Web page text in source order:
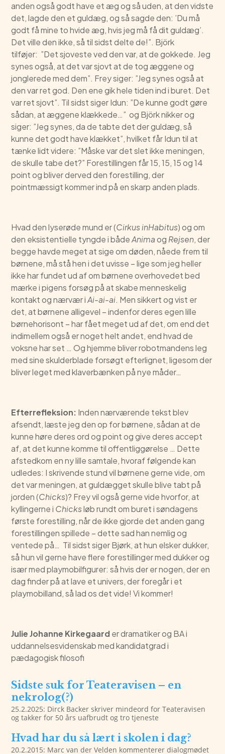
anden også godt have et æg og så uden, at den vidste
det, lagde den et guldæg, og så sagde den: ’Du må
godt få mine to hvide æg, hvis jeg må få dit guldæg’.
Det ville den ikke, så til sidst delte de!”. Björk
tilføjer: ”Det sjoveste ved den var, at de gokkede. Jeg
synes også, at det var sjovt at de tog æggene og
jonglerede med dem”. Frey siger: ”Jeg synes også at
den var ret god. Den ene gik hele tiden ind i buret. Det
var ret sjovt”. Til sidst siger Idun: ”De kunne godt gøre
sådan, at æggene klækkede…” og Björk nikker og
siger: ”Jeg synes, da de tabte det der guldæg, så
kunne det godt have klækket”, hvilket får Idun til at
tænke lidt videre: ”Måske var det slet ikke meningen,
de skulle tabe det?” Forestillingen får 15, 15, 15 og 14
point og bliver derved den forestilling, der
pointmæssigt kommer ind på en skarp anden plads.
Hvad den lyserøde mund er (Cirkus inHabitus) og om
den eksistentielle tyngde i bådeAnimaog Rejsen, der
begge havde meget at sige om døden, nåede frem til
børnene, må stå hen i det uvisse – lige som jeg heller
ikke har fundet ud af om børnene overhovedet bed
mærke i pigens forsøg på at skabe menneskelig
kontakt og nærvær iAi-ai-ai. Men sikkert og vist er
det, at børnene alligevel – indenfor deres egen lille
børnehorisont – har fået meget ud af det, om end det
indimellem også er noget helt andet, end hvad de
voksne har set … Og hjemme bliver robotmandens leg
med sine skulderblade forsøgt efterlignet, ligesom der
bliver leget med klaverbænken på nye måder…
Efterrefleksion: Inden nærværende tekst blev
afsendt, læste jeg den op for børnene, sådan at de
kunne høre deres ord og point og give deres accept
af, at det kunne komme til offentliggørelse … Dette
afstedkom en ny lille samtale, hvoraf følgende kan
udledes: I skrivende stund vil børnene gerne vide, om
det var meningen, at guldægget skulle blive tabt på
jorden (Chicks)? Frey vil også gerne vide hvorfor, at
kyllingerne i Chicksløb rundt om buret i søndagens
første forestilling, når de ikke gjorde det anden gang
forestillingen spillede – dette sad han nemlig og
ventede på… Til sidst siger Bjørk, at hun elsker dukker,
så hun vil gerne have flere forestillinger med dukker og
især med playmobilfigurer: så hvis der er nogen, der en
dag finder på at lave et univers, der foregår i et
playmobilland, så lad os det vide! Vi kommer!
Julie Johanne Kirkegaarder dramatiker og BA i
uddannelsesvidenskab med kandidatgrad i
pædagogisk filosofi
Sidste suk for Teateravisen – en
nekrolog(?)
25.2.2025: Dirck Backer skriver mindeord for Teateravisen
og takker for 50 års uafbrudt og tro tjeneste
Hvad har du så lært i skolen i dag?
20.2.2015: Marc van der Velden kommenterer dialogmødet